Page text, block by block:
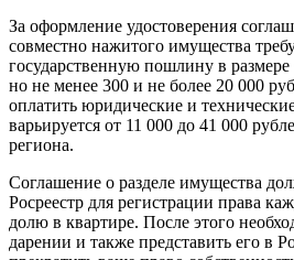
За оформление удостоверения
совместно нажитого имущества
государственную пошлину в
но не менее 300 и не более 20 000
оплатить юридические и
варьируется от 11 000 до 41 000
региона.
Соглашение о разделе имущества
Росреестр для регистрации права
долю в квартире. После этого
дарении и также представить его в